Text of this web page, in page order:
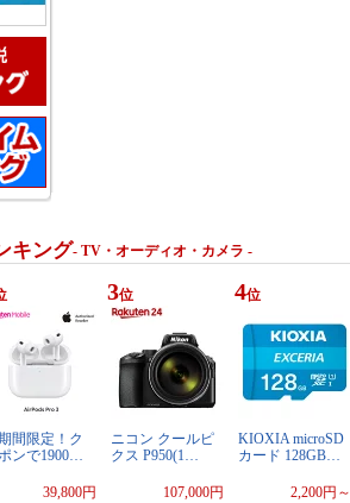
キング- TV・オーディオ・カメラ -
期間限定！ク
ンで1900…
39,800円
3位
ニコン クールピ
クス P950(1…
107,000円
4位
KIOXIA microSD
カード 128GB…
2,200円～